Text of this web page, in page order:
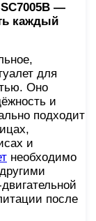
SC7005B —
каждый
для
Оно
и
подходит
и
необходимо
после